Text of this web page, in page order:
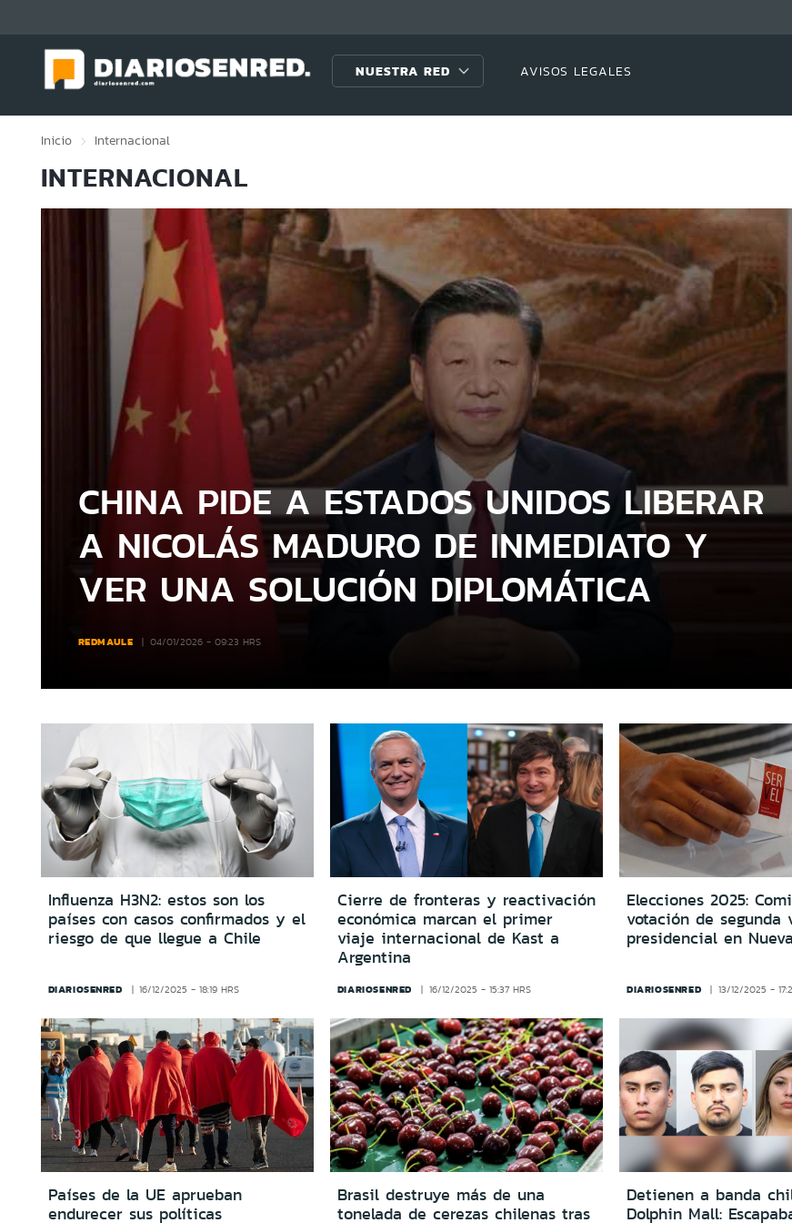
NUESTRA RED AVISOS LEGALES
Inicio Internacional
INTERNACIONAL
CHINA PIDE A ESTADOS UNIDOS LIBERAR
A NICOLÁS MADURO DE INMEDIATO Y
VER UNA SOLUCIÓN DIPLOMÁTICA
REDMAULE 04/01/2026 - 09:23 HRS
Influenza H3N2: estos son los
países con casos confirmados y el
riesgo de que llegue a Chile
DIARIOSENRED 16/12/2025 - 18:19 HRS
Cierre de fronteras y reactivación
económica marcan el primer
viaje internacional de Kast a
Argentina
DIARIOSENRED 16/12/2025 - 15:37 HRS
Elecciones 2025:
votación de segunda
presidencial en
DIARIOSENRED 13/12/2025 -
Países de la UE aprueban
endurecer sus políticas
Brasil destruye más de una
tonelada de cerezas chilenas tras
Detienen a banda
Dolphin Mall: